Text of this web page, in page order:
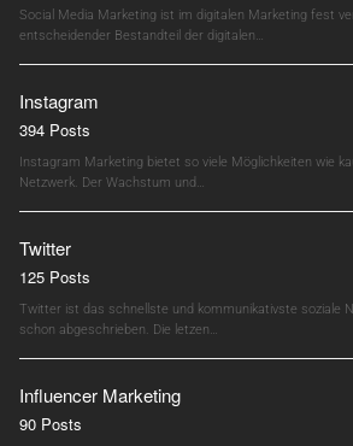
Social Media Marketing ist im digitalen Marketing fest
entscheidender Bestandteil der digitalen…
Instagram
394 Posts
Instagram Marketing bietet so viele Möglichkeiten wie
Netzwerk. Der Wachstum und…
Twitter
125 Posts
Twitter ist das schnellste und kommunikativste soziale
schon abgeschrieben. Die letzen…
Influencer Marketing
90 Posts